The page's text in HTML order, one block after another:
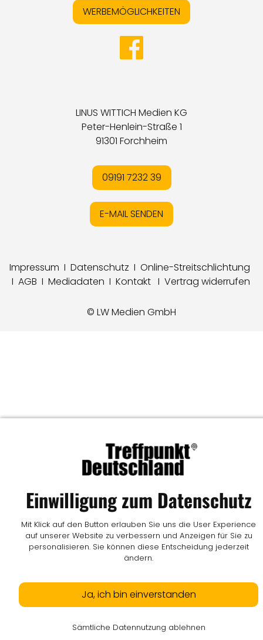
WERBEMÖGLICHKEITEN
LINUS WITTICH Medien KG
Peter-Henlein-Straße 1
91301 Forchheim
09191 7232 39
E-MAIL SENDEN
Impressum I Datenschutz I Online-Streitschlichtung
I AGB I Mediadaten I Kontakt I Vertrag widerrufen
© LW Medien GmbH
Einwilligung zum Datenschutz
Mit Klick auf den Button erlauben Sie uns die User Experience
auf unserer Website zu verbessern und Anzeigen für Sie zu
personalisieren. Sie können diese Entscheidung jederzeit
ändern.
Ja, ich bin einverstanden
Sämtliche Datennutzung ablehnen